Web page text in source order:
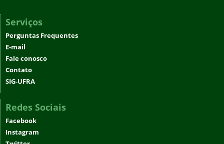
Serviços
Perguntas Frequentes
E-mail
Fale conosco
Contato
SIG-UFRA
Redes Sociais
Facebook
Instagram